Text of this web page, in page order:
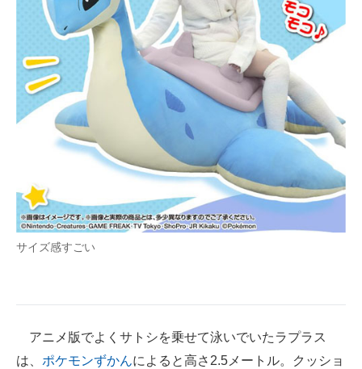
企業ITのトレンドを詳説
経営リーダーのコミュニティ
マーケ×ITの今がよく分かる
ITエンジニア向け専門サイト
企業向けIT製品の総合サイト
IT製品の技術・比較・事例
製造業のIT導入・活用を支援
電子設計の基本と応用
サイズ感すごい
アニメ版でよくサトシを乗せて泳いでいたラプラス
は、 ポケモンずかんによると高さ2.5メートル。クッショ